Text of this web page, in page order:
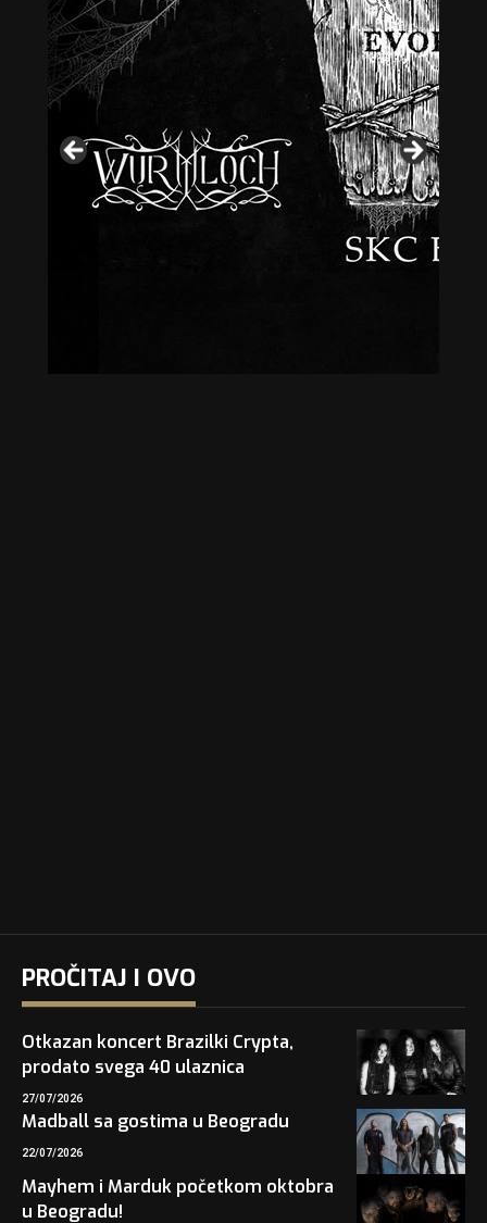
PROČITAJ I OVO
Otkazan koncert Brazilki Crypta,
prodato svega 40 ulaznica
27/07/2026
Madball sa gostima u Beogradu
22/07/2026
Mayhem i Marduk početkom oktobra
u Beogradu!